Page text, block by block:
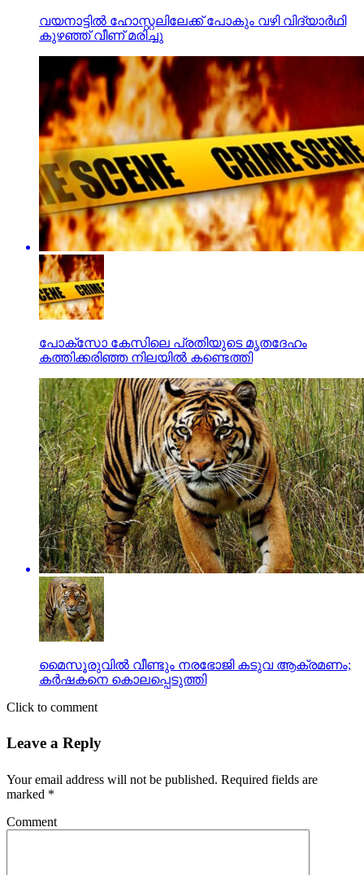
വയനാട്ടില്‍ ഹോസ്റ്റലിലേക്ക് പോകും വഴി വിദ്യാര്‍ഥി
കുഴഞ്ഞ് വീണ് മരിച്ചു
പോക്‌സോ കേസിലെ പ്രതിയുടെ മൃതദേഹം
കത്തിക്കരിഞ്ഞ നിലയില്‍ കണ്ടെത്തി
മൈസൂരുവില്‍ വീണ്ടും നരഭോജി കടുവ ആക്രമണം;
കര്‍ഷകനെ കൊലപ്പെടുത്തി
Click to comment
Leave a Reply
Your email address will not be published. Required fields are
marked *
Comment